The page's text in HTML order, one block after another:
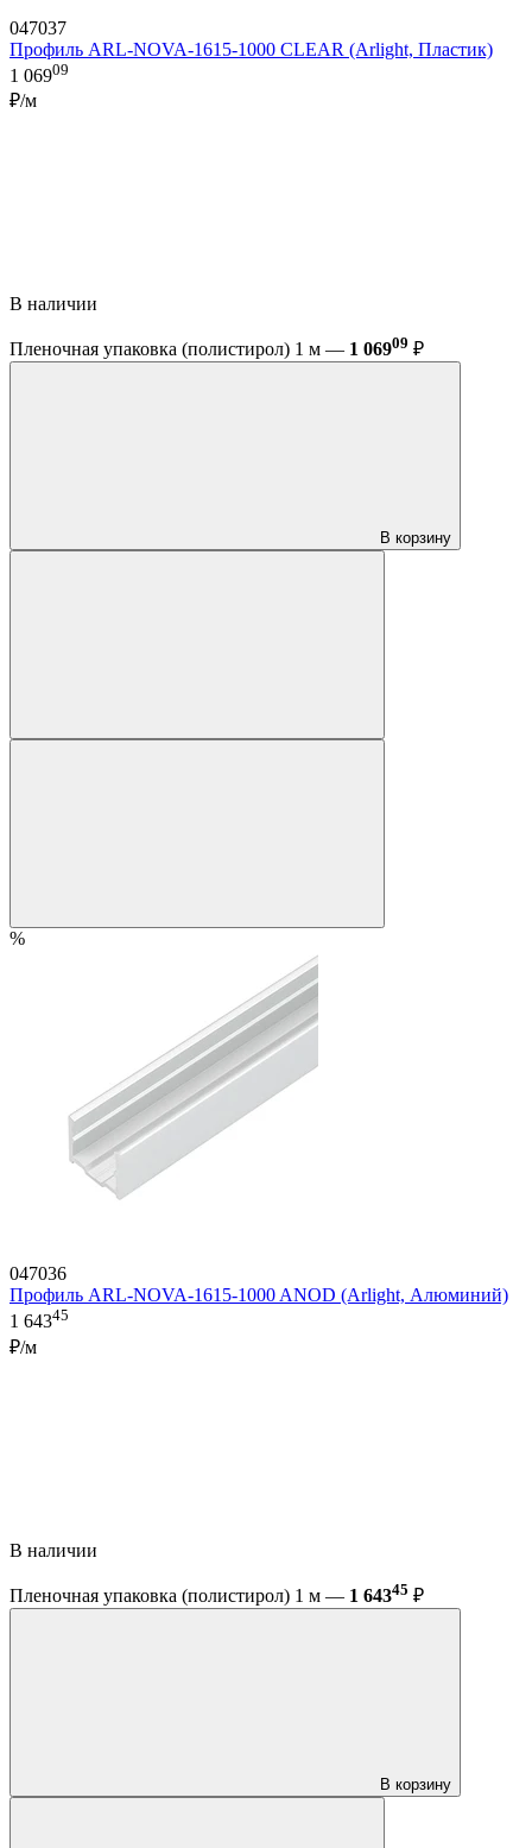
047037
Профиль ARL-NOVA-1615-1000 CLEAR (Arlight, Пластик)
1 06909
₽/м
В наличии
Пленочная упаковка (полистирол) 1 м — 1 06909 ₽
В корзину
%
047036
Профиль ARL-NOVA-1615-1000 ANOD (Arlight, Алюминий)
1 64345
₽/м
В наличии
Пленочная упаковка (полистирол) 1 м — 1 64345 ₽
В корзину